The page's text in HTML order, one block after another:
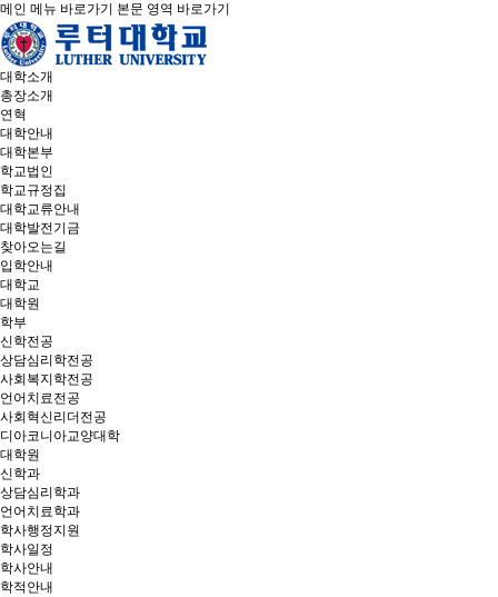
메인 메뉴 바로가기 본문 영역 바로가기
대학소개
총장소개
연혁
대학안내
대학본부
학교법인
학교규정집
대학교류안내
대학발전기금
찾아오는길
입학안내
대학교
대학원
학부
신학전공
상담심리학전공
사회복지학전공
언어치료전공
사회혁신리더전공
디아코니아교양대학
대학원
신학과
상담심리학과
언어치료학과
학사행정지원
학사일정
학사안내
학적안내